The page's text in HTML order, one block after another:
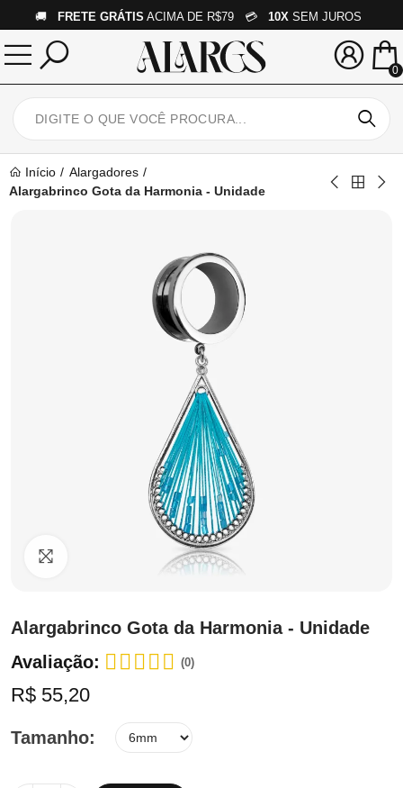
🚚 FRETE GRÁTIS ACIMA DE R$79 💳 10X SEM JUROS
0
Início
Alargadores
Alargabrinco Gota da Harmonia - Unidade
Clique para ampliar
Alargabrinco Gota da Harmonia - Unidade
Avaliação:
(0)
R$ 55,20
Tamanho